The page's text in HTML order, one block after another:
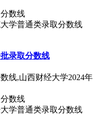
学普通类录取分数线
录取分数线
线,山西财经大学2024年
学普通类录取分数线